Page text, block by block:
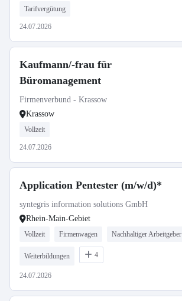
Tarifvergütung
24.07.2026
Kaufmann/-frau für
Büromanagement
Firmenverbund - Krassow
Krassow
Vollzeit
24.07.2026
Application Pentester (m/w/d)*
syntegris information solutions GmbH
Rhein-Main-Gebiet
Vollzeit Firmenwagen Nachhaltiger Arbeitgeber
Weiterbildungen 4
24.07.2026